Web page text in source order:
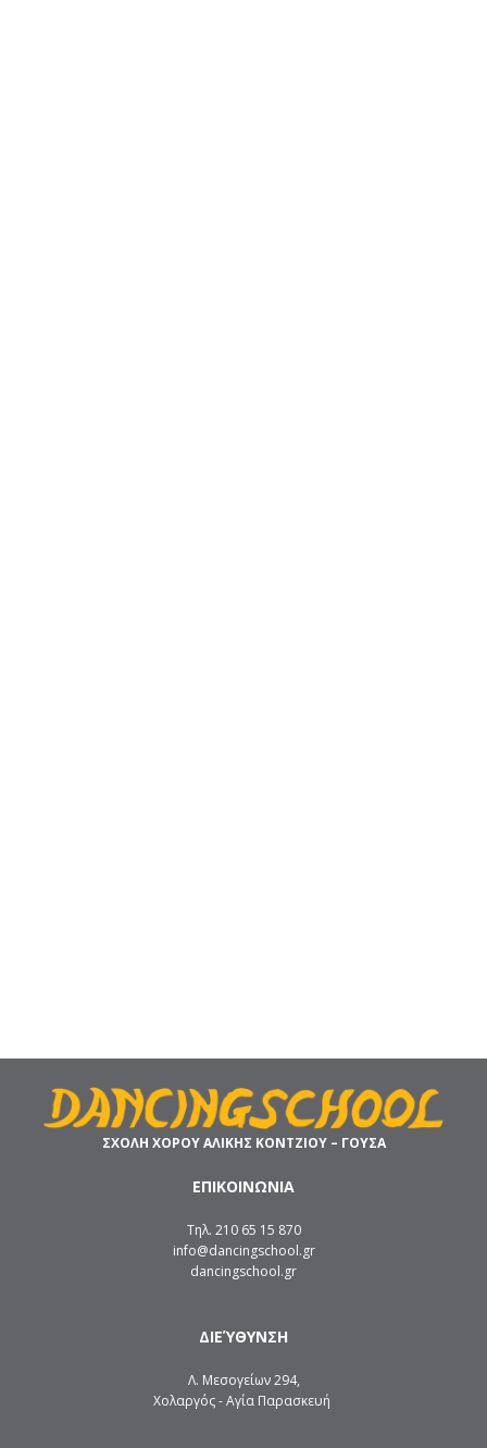
ΣΧΟΛΗ ΧΟΡΟΥ ΑΛΙΚΗΣ ΚΟΝΤΖΙΟΥ – ΓΟΥΣΑ
ΕΠΙΚΟΙΝΩΝΙΑ
Τηλ. 210 65 15 870
info@dancingschool.gr
dancingschool.gr
ΔΙΕΎΘΥΝΣΗ
Λ. Μεσογείων 294,
Χολαργός - Αγία Παρασκευή